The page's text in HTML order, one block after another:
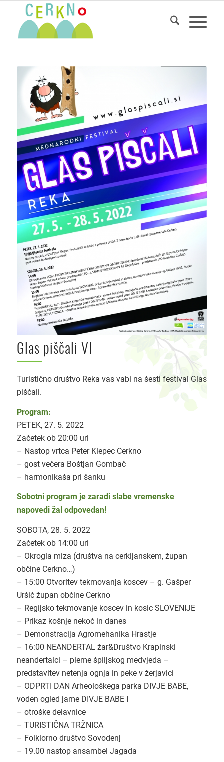
Glas piščali VI
Turistično društvo Reka vas vabi na šesti festival Glas
piščali.
Program:
PETEK, 27. 5. 2022
Začetek ob 20:00 uri
– Nastop vrtca Peter Klepec Cerkno
– gost večera Boštjan Gombač
– harmonikaša pri šanku
Sobotni program je zaradi slabe vremenske
napovedi žal odpovedan!
SOBOTA, 28. 5. 2022
Začetek ob 14:00 uri
– Okrogla miza (društva na cerkljanskem, župan
občine Cerkno…)
– 15:00 Otvoritev tekmovanja koscev – g. Gašper
Uršič župan občine Cerkno
– Regijsko tekmovanje koscev in kosic SLOVENIJE
– Prikaz košnje nekoč in danes
– Demonstracija Agromehanika Hrastje
– 16:00 NEANDERTAL žar&Društvo Krapinski
neandertalci – pleme špiljskog medvjeda –
predstavitev netenja ognja in peke v žerjavici
– ODPRTI DAN Arheološkega parka DIVJE BABE,
voden ogled jame DIVJE BABE I
– otroške delavnice
– TURISTIČNA TRŽNICA
– Folklorno društvo Sovodenj
– 19.00 nastop ansambel Jagada